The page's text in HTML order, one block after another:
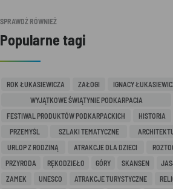
SPRAWDŹ RÓWNIEŻ
Popularne tagi
ROK ŁUKASIEWICZA ZAŁOGI IGNACY
WYJĄTKOWE ŚWIĄTYNIE PODKARPACIA
FESTIWAL PRODUKTÓW PODKARPACKICH
HISTORIA
PRZEMYŚL
SZLAKI TEMATYCZNE
URLOP Z RODZINĄ
ATRAKCJE DLA DZIECI
PRZYRODA
RĘKODZIEŁO GÓRY SKANSEN
ZAMEK
UNESCO ATRAKCJE TURYSTYCZNE